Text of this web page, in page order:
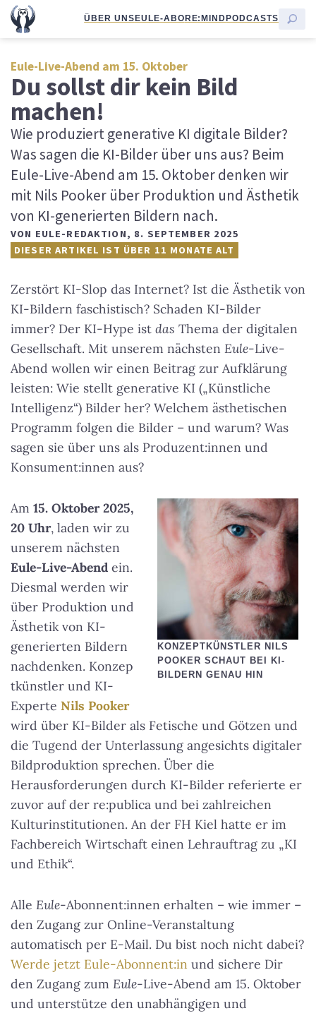
ÜBER UNSEULE-ABORE:MINDPODCASTS
Eule-Live-Abend am 15. Oktober
Du sollst dir kein Bild
machen!
Wie produziert generative KI digitale Bilder?
Was sagen die KI-Bilder über uns aus? Beim
Eule-Live-Abend am 15. Oktober denken wir
mit Nils Pooker über Produktion und Ästhetik
von KI-generierten Bildern nach.
VON EULE-REDAKTION, 8. SEPTEMBER 2025
DIESER ARTIKEL IST ÜBER 11 MONATE ALT
Zerstört KI-Slop das Internet? Ist die Ästhetik von
KI-Bildern faschistisch? Schaden KI-Bilder
immer? Der KI-Hype ist das Thema der digitalen
Gesellschaft. Mit unserem nächsten Eule-Live-
Abend wollen wir einen Beitrag zur Aufklärung
leisten: Wie stellt generative KI („Künstliche
Intelligenz“) Bilder her? Welchem ästhetischen
Programm folgen die Bilder – und warum? Was
sagen sie über uns als Produzent:innen und
Konsument:innen aus?
KONZEPTKÜNSTLER NILS
POOKER SCHAUT BEI KI-
BILDERN GENAU HIN
Am 15. Oktober 2025,
20 Uhr, laden wir zu
unserem nächsten
Eule-Live-Abend ein.
Diesmal werden wir
über Produktion und
Ästhetik von KI-
generierten Bildern
nachdenken. Konzep
tkünstler und KI-
Experte Nils Pooker
wird über KI-Bilder als Fetische und Götzen und
die Tugend der Unterlassung angesichts digitaler
Bildproduktion sprechen. Über die
Herausforderungen durch KI-Bilder referierte er
zuvor auf der re:publica und bei zahlreichen
Kulturinstitutionen. An der FH Kiel hatte er im
Fachbereich Wirtschaft einen Lehrauftrag zu „KI
und Ethik“.
Alle Eule-Abonnent:innen erhalten – wie immer –
den Zugang zur Online-Veranstaltung
automatisch per E-Mail. Du bist noch nicht dabei?
Werde jetzt Eule-Abonnent:in und sichere Dir
den Zugang zum Eule-Live-Abend am 15. Oktober
und unterstütze den unabhängigen und